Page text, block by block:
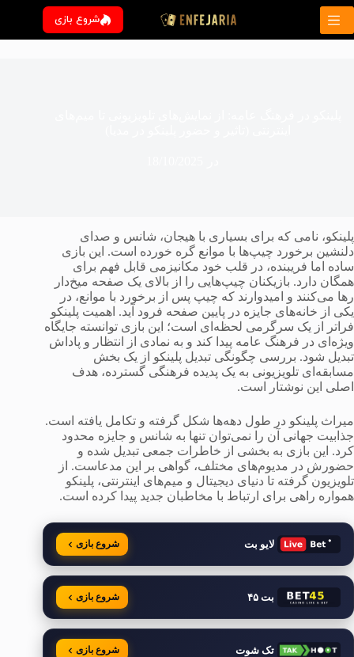
پرش
محتوا
شروع بازی
پلینکو، نامی که برای بسیاری با هیجان، شانس و صدای
دلنشین برخورد چیپ‌ها با موانع گره خورده است. این بازی
ساده اما فریبنده، در قلب خود مکانیزمی قابل فهم برای
همگان دارد. بازیکنان چیپ‌هایی را از بالای یک صفحه میخ‌دار
رها می‌کنند و امیدوارند که چیپ پس از برخورد با موانع، در
یکی از خانه‌های جایزه در پایین صفحه فرود آید. اهمیت پلینکو
فراتر از یک سرگرمی لحظه‌ای است؛ این بازی توانسته جایگاه
ویژه‌ای در فرهنگ عامه پیدا کند و به نمادی از انتظار و پاداش
تبدیل شود. بررسی چگونگی تبدیل پلینکو از یک بخش
مسابقه‌ای تلویزیونی به یک پدیده فرهنگی گسترده، هدف
اصلی این نوشتار است.
میراث پلینکو در طول دهه‌ها شکل گرفته و تکامل یافته است.
جذابیت جهانی آن را نمی‌توان تنها به شانس و جایزه محدود
کرد. این بازی به بخشی از خاطرات جمعی تبدیل شده و
حضورش در مدیوم‌های مختلف، گواهی بر این مدعاست. از
تلویزیون گرفته تا دنیای دیجیتال و میم‌های اینترنتی، پلینکو
همواره راهی برای ارتباط با مخاطبان جدید پیدا کرده است.
لایو بت شروع بازی
بت ۴۵ شروع بازی
تک شوت شروع بازی